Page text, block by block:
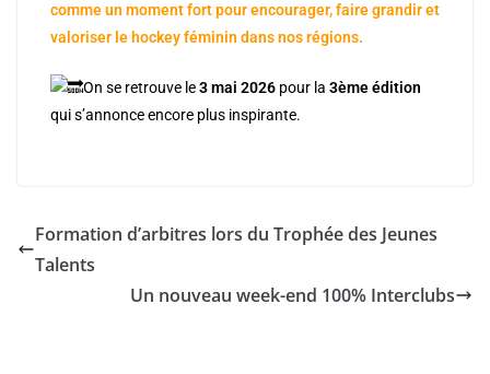
comme un moment fort pour encourager, faire grandir et
valoriser le hockey féminin dans nos régions.
On se retrouve le3 mai 2026 pour la 3ème édition
qui s’annonce encore plus inspirante.
Formation d’arbitres lors du Trophée des Jeunes
Talents
Un nouveau week-end 100% Interclubs